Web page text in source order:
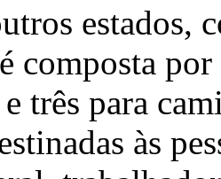
estados,
composta
três para
às